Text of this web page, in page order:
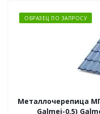
ОБРАЗЕЦ ПО ЗАПРОСУ
Металлочерепица
Galmei-0.5)